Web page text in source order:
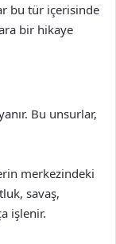
bu tür içerisinde
bir hikaye
Bu unsurlar,
merkezindeki
savaş,
işlenir.